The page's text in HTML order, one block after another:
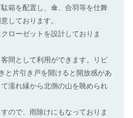
箱を配置し、傘、合羽等を仕舞
しております。
ローゼットを設計しておりま
間として利用ができます。リビ
と片引き戸を開けると開放感があ
濡れ縁から北側の山を眺められ
ので、雨除けにもなっておりま